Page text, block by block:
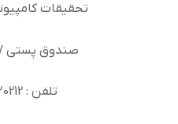
تحقیقات
صندوق پستی 3857 – 37185
تلفن : 32120212 – 025